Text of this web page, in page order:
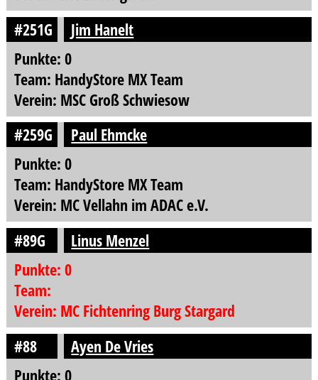
#251G
Jim Hanelt
Punkte: 0
Team: HandyStore MX Team
Verein: MSC Groß Schwiesow
#259G
Paul Ehmcke
Punkte: 0
Team: HandyStore MX Team
Verein: MC Vellahn im ADAC e.V.
#89G
Linus Menzel
Punkte: 0
Team:
Verein: MC Fichtenring Burg Stargard
#88
Ayen De Vries
Punkte: 0